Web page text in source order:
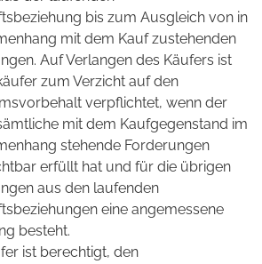
bis zum Ausgleich von in
mit dem Kauf zustehenden
Auf Verlangen des Käufers ist
zum Verzicht auf den
verpflichtet, wenn der
mit dem Kaufgegenstand im
stehende Forderungen
erfüllt hat und für die übrigen
aus den laufenden
eine angemessene
besteht.
ist berechtigt, den